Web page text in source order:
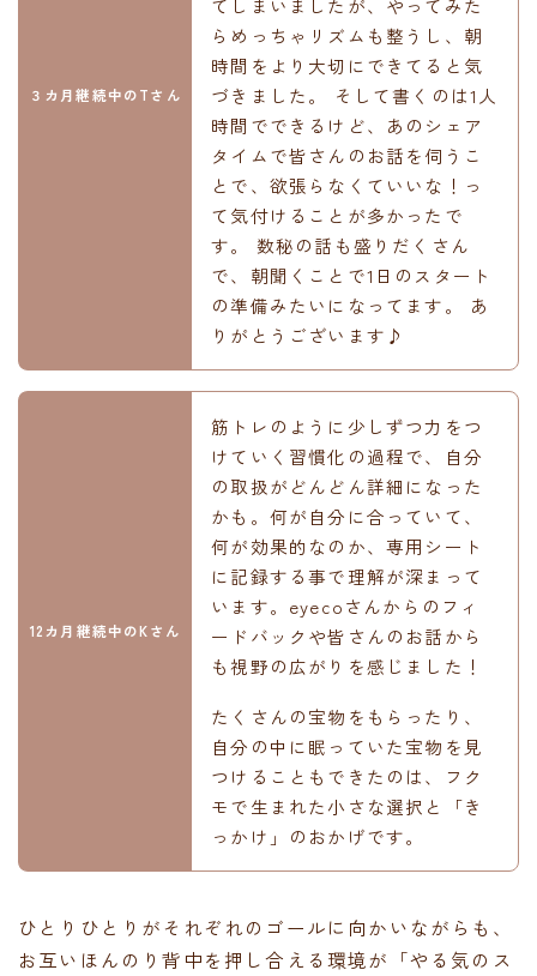
３カ月継続中のTさん
らめっちゃリズムも整うし、朝
時間をより大切にできてると気
づきました。 そして書くのは1人
時間でできるけど、あのシェア
タイムで皆さんのお話を伺うこ
とで、欲張らなくていいな！っ
て気付けることが多かったで
す。 数秘の話も盛りだくさん
で、朝聞くことで1日のスタート
の準備みたいになってます。 あ
りがとうございます♪
12カ月継続中のKさん
筋トレのように少しずつ力をつ
けていく習慣化の過程で、自分
の取扱がどんどん詳細になった
かも。何が自分に合っていて、
何が効果的なのか、専用シート
に記録する事で理解が深まって
います。eyecoさんからのフィ
ードバックや皆さんのお話から
も視野の広がりを感じました！
たくさんの宝物をもらったり、
自分の中に眠っていた宝物を見
つけることもできたのは、フク
モで生まれた小さな選択と「き
っかけ」のおかげです。
ひとりひとりがそれぞれのゴールに向かいながらも、
お互いほんのり背中を押し合える環境が「やる気のス